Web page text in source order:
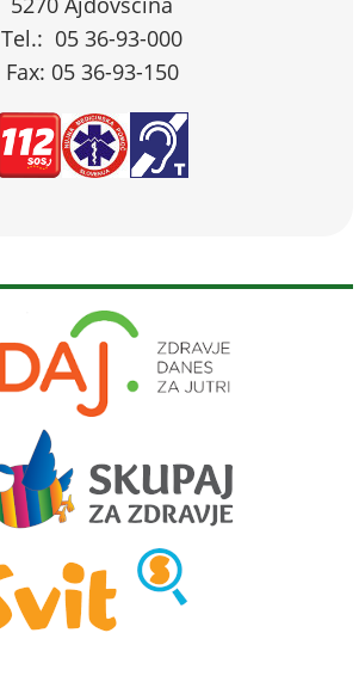
Tel.: 05 36-93-000
Fax: 05 36-93-150